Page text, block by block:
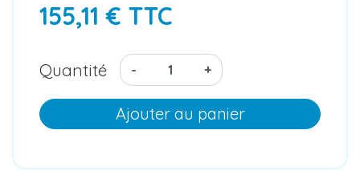
155,11 € TTC
Quantité - +
Ajouter au panier